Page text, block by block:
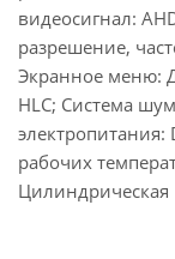
видеосигнал:
разрешение,
Экранное меню:
HLC; Система
электропитания:
рабочих
Цилиндрическая